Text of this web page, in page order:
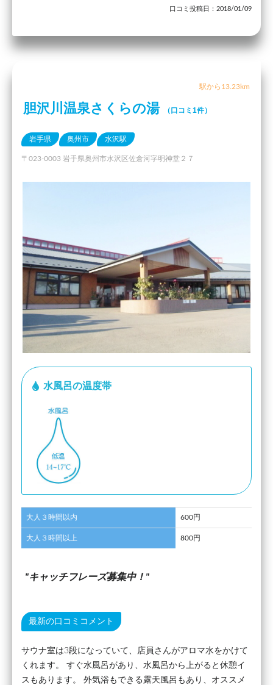
口コミ投稿日：2018/01/09
駅から13.23km
胆沢川温泉さくらの湯 （口コミ1件）
岩手県 奥州市 水沢駅
〒023-0003 岩手県奥州市水沢区佐倉河字明神堂２７
水風呂の温度帯
大人３時間以内 600円
大人３時間以上 800円
キャッチフレーズ募集中！
最新の口コミコメント
サウナ室は3段になっていて、店員さんがアロマ水をかけて
くれます。 すぐ水風呂があり、水風呂から上がると休憩イ
スもあります。 外気浴もできる露天風呂もあり、オススメ